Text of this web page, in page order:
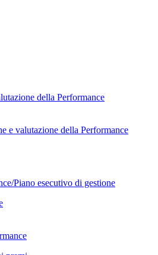
della Performance
e valutazione della Performance
Piano esecutivo di gestione